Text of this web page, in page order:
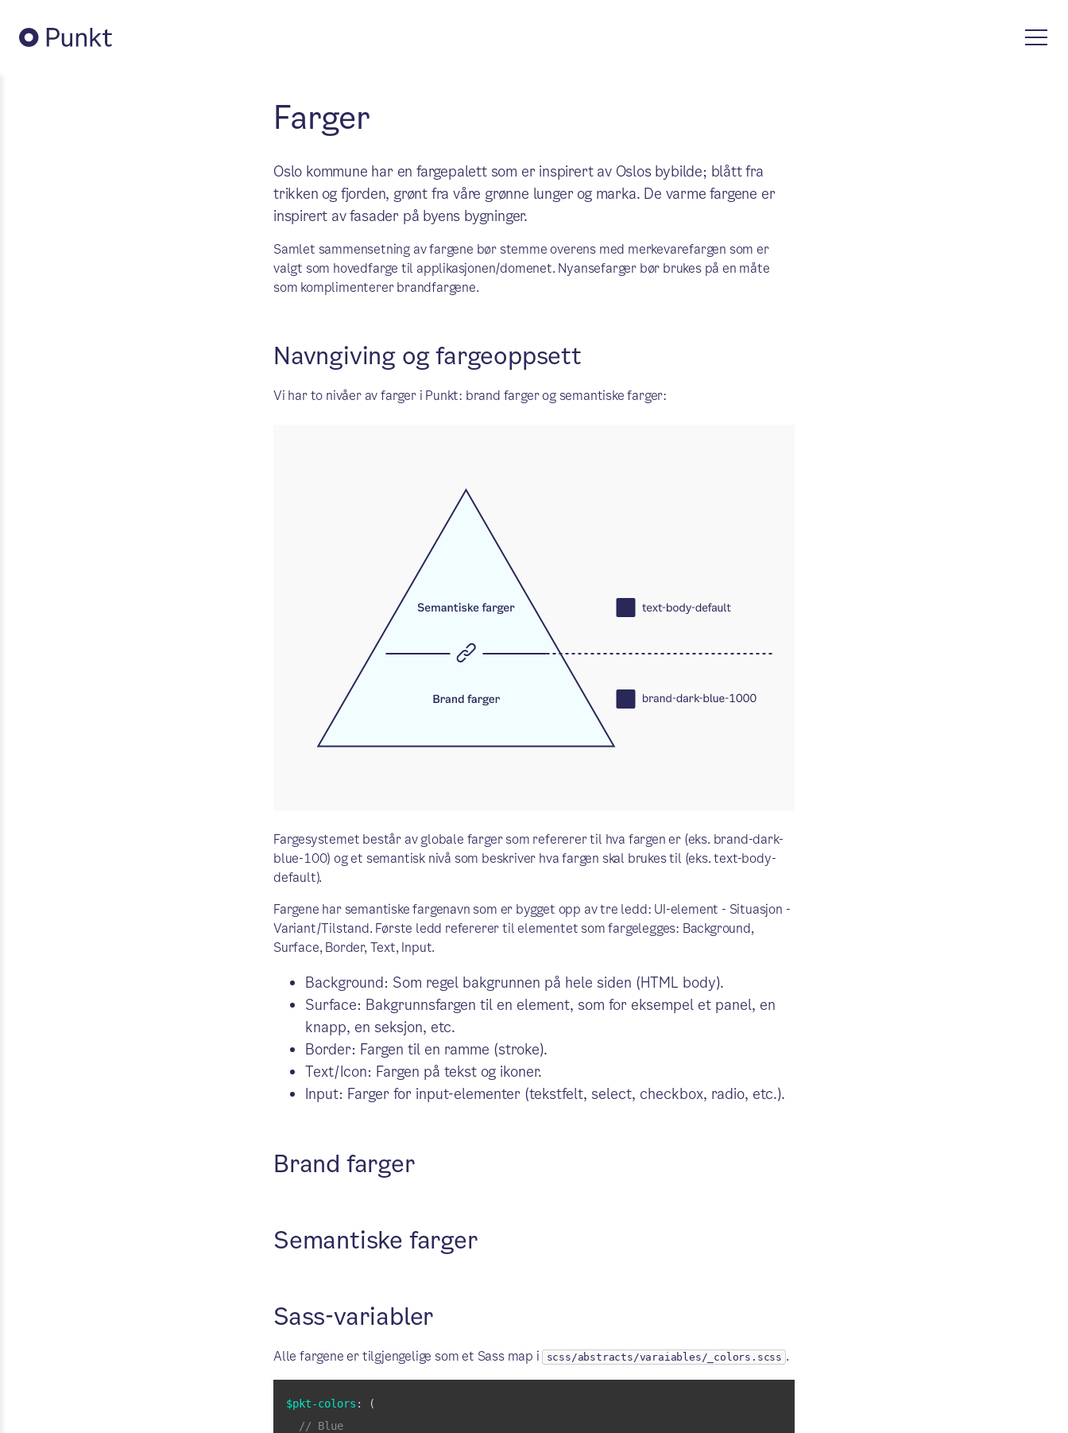
Farger
Oslo kommune har en fargepalett som er inspirert av Oslos bybilde; blått fra
trikken og fjorden, grønt fra våre grønne lunger og marka. De varme fargene er
inspirert av fasader på byens bygninger.
Samlet sammensetning av fargene bør stemme overens med merkevarefargen som er
valgt som hovedfarge til applikasjonen/domenet. Nyansefarger bør brukes på en måte
som komplimenterer brandfargene.
Navngiving og fargeoppsett
Vi har to nivåer av farger i Punkt: brand farger og semantiske farger:
Fargesystemet består av globale farger som refererer til hva fargen er (eks. brand-dark-
blue-100) og et semantisk nivå som beskriver hva fargen skal brukes til (eks. text-body-
default).
Fargene har semantiske fargenavn som er bygget opp av tre ledd: UI-element - Situasjon -
Variant/Tilstand. Første ledd refererer til elementet som fargelegges: Background,
Surface, Border, Text, Input.
Background: Som regel bakgrunnen på hele siden (HTML body).
Surface: Bakgrunnsfargen til en element, som for eksempel et panel, en
knapp, en seksjon, etc.
Border: Fargen til en ramme (stroke).
Text/Icon: Fargen på tekst og ikoner.
Input: Farger for input-elementer (tekstfelt, select, checkbox, radio, etc.).
Brand farger
Semantiske farger
Sass-variabler
Alle fargene er tilgjengelige som et Sass map i scss/abstracts/varaiables/_colors.scss .
$pkt-colors : (
  // Blue